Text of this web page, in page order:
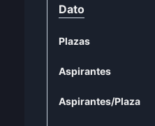
Dato
Plazas
Aspirantes
Aspirantes/Plaza